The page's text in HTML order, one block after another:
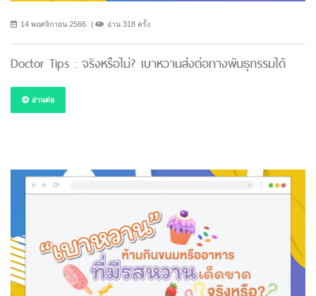
14 พฤศจิกายน 2566 อ่าน 318 ครั้ง
Doctor Tips : จริงหรือไม่? เบาหวานส่งต่อทางพันธุกรรมได้
อ่านต่อ